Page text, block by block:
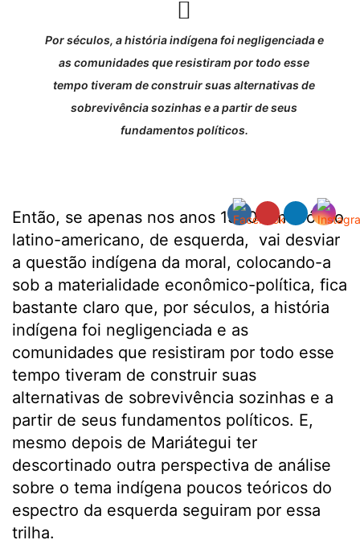
Por séculos, a história indígena foi negligenciada e
as comunidades que resistiram por todo esse
tempo tiveram de construir suas alternativas de
sobrevivência sozinhas e a partir de seus
fundamentos políticos.
Então, se apenas nos anos 1930 um teórico
latino-americano, de esquerda, vai desviar
a questão indígena da moral, colocando-a
sob a materialidade econômico-política, fica
bastante claro que, por séculos, a história
indígena foi negligenciada e as
comunidades que resistiram por todo esse
tempo tiveram de construir suas
alternativas de sobrevivência sozinhas e a
partir de seus fundamentos políticos. E,
mesmo depois de Mariátegui ter
descortinado outra perspectiva de análise
sobre o tema indígena poucos teóricos do
espectro da esquerda seguiram por essa
trilha.